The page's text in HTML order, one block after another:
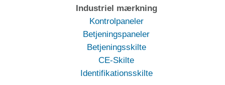
Industriel mærkning
Kontrolpaneler
Betjeningspaneler
Betjeningsskilte
CE-Skilte
Identifikationsskilte